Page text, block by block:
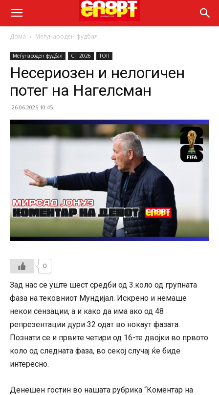
Дома Меѓународен фудбал
Меѓународен фудбал СП 2026 ТОП
Несериозен и нелогичен
потег на Нагелсман
26.06.2026 10:45
0
Зад нас се уште шест средби од 3.коло од групната
фаза на тековниот Мундијал. Искрено и немаше
некои сензации, а и како да има ако од 48
репрезентации дури 32 одат во нокаут фазата.
Познати се и првите четири од 16-те двојки во првото
коло од следната фаза, во секој случај ќе биде
интересно.
Денешен гостин во нашата рубрика “Коментар на